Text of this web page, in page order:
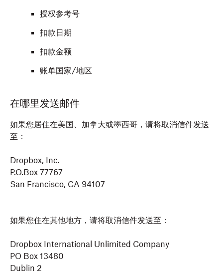
授权参考号
扣款日期
扣款金额
账单国家/地区
在哪里发送邮件
如果您居住在美国、加拿大或墨西哥，请将取消信件发送
至：
Dropbox, Inc.
P.O.Box 77767
San Francisco, CA 94107
如果您住在其他地方，请将取消信件发送至：
Dropbox International Unlimited Company
PO Box 13480
Dublin 2